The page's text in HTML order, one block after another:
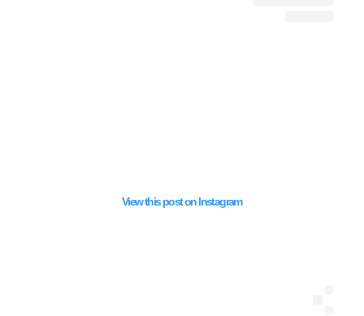
View this post on Instagram